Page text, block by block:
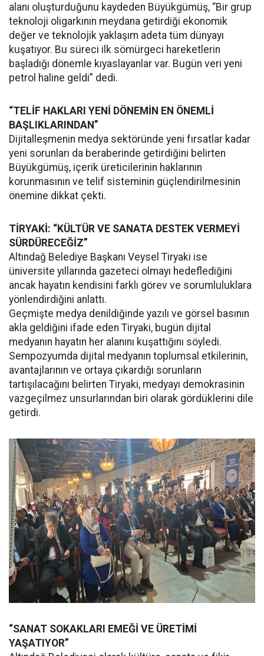
alanı oluşturduğunu kaydeden Büyükgümüş, “Bir grup
teknoloji oligarkının meydana getirdiği ekonomik
değer ve teknolojik yaklaşım adeta tüm dünyayı
kuşatıyor. Bu süreci ilk sömürgeci hareketlerin
başladığı dönemle kıyaslayanlar var. Bugün veri yeni
petrol haline geldi” dedi.
“TELİF HAKLARI YENİ DÖNEMİN EN ÖNEMLİ
BAŞLIKLARINDAN”
Dijitalleşmenin medya sektöründe yeni fırsatlar kadar
yeni sorunları da beraberinde getirdiğini belirten
Büyükgümüş, içerik üreticilerinin haklarının
korunmasının ve telif sisteminin güçlendirilmesinin
önemine dikkat çekti.
TİRYAKİ: “KÜLTÜR VE SANATA DESTEK VERMEYİ
SÜRDÜRECEĞİZ”
Altındağ Belediye Başkanı Veysel Tiryaki ise
üniversite yıllarında gazeteci olmayı hedeflediğini
ancak hayatın kendisini farklı görev ve sorumluluklara
yönlendirdiğini anlattı.
Geçmişte medya denildiğinde yazılı ve görsel basının
akla geldiğini ifade eden Tiryaki, bugün dijital
medyanın hayatın her alanını kuşattığını söyledi.
Sempozyumda dijital medyanın toplumsal etkilerinin,
avantajlarının ve ortaya çıkardığı sorunların
tartışılacağını belirten Tiryaki, medyayı demokrasinin
vazgeçilmez unsurlarından biri olarak gördüklerini dile
getirdi.
“SANAT SOKAKLARI EMEĞİ VE ÜRETİMİ
YAŞATIYOR”